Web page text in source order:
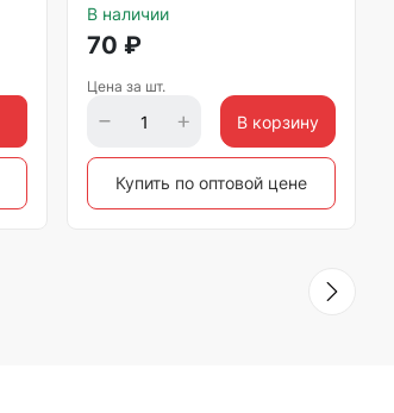
В наличии
70 ₽
Цена за шт.
В корзину
Купить по оптовой цене